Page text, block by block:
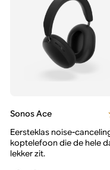
Sonos Ace
Eersteklas noise-
koptelefoon die de hele
lekker zit.